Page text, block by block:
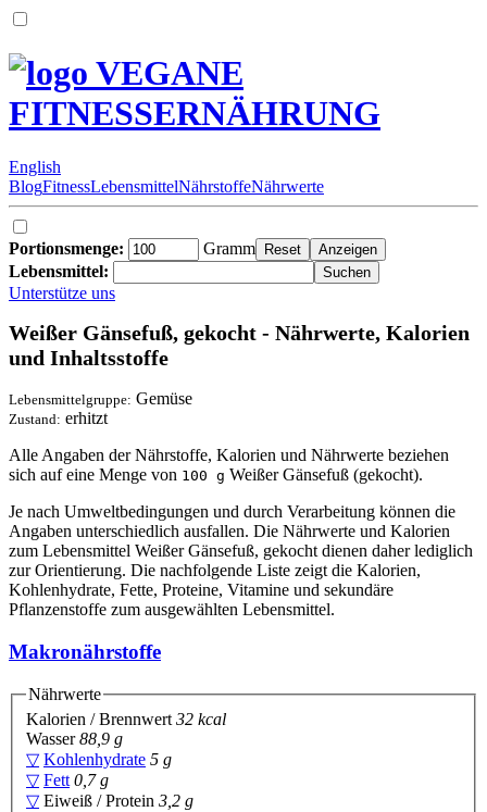
VEGANE
FITNESSERNÄHRUNG
English
BlogFitnessLebensmittelNährstoffeNährwerte
Portionsmenge:
Gramm
Lebensmittel:
Unterstütze uns
Weißer Gänsefuß, gekocht - Nährwerte, Kalorien
und Inhaltsstoffe
Lebensmittelgruppe: Gemüse
Zustand: erhitzt
Alle Angaben der Nährstoffe, Kalorien und Nährwerte beziehen
sich auf eine Menge von 100 g Weißer Gänsefuß (gekocht).
Je nach Umweltbedingungen und durch Verarbeitung können die
Angaben unterschiedlich ausfallen. Die Nährwerte und Kalorien
zum Lebensmittel Weißer Gänsefuß, gekocht dienen daher lediglich
zur Orientierung. Die nachfolgende Liste zeigt die Kalorien,
Kohlenhydrate, Fette, Proteine, Vitamine und sekundäre
Pflanzenstoffe zum ausgewählten Lebensmittel.
Makronährstoffe
Nährwerte
Kalorien / Brennwert 32 kcal
Wasser88,9 g
▽ Kohlenhydrate 5 g
▽ Fett 0,7 g
▽ Eiweiß / Protein 3,2 g